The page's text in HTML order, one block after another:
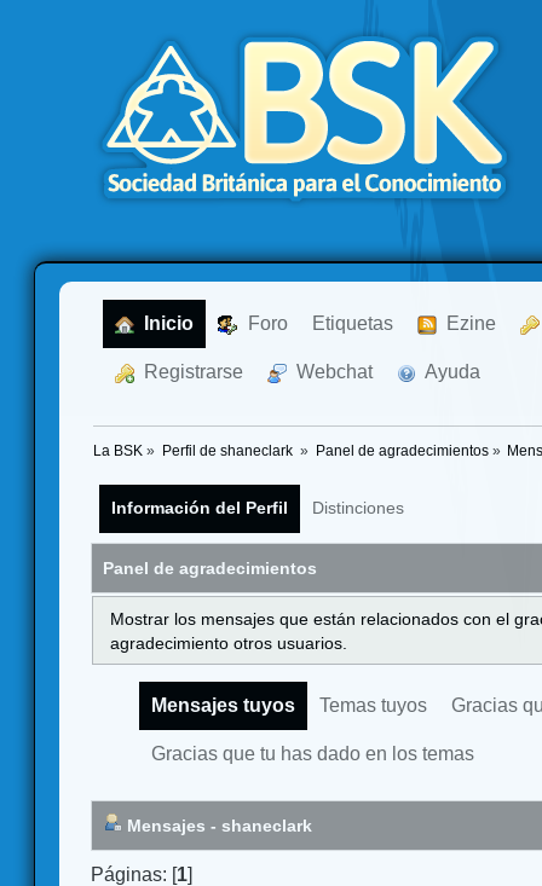
Inicio Foro Etiquetas Ezine
Registrarse Webchat Ayuda
La BSK » Perfil de shaneclark » Panel de agradecimientos»
Información del Perfil Distinciones
Panel de agradecimientos
Mostrar los mensajes que están relacionados con el
agradecimiento otros usuarios.
Mensajes tuyos Temas tuyos Gracias
Gracias que tu has dado en los temas
Mensajes - shaneclark
Páginas: [1]